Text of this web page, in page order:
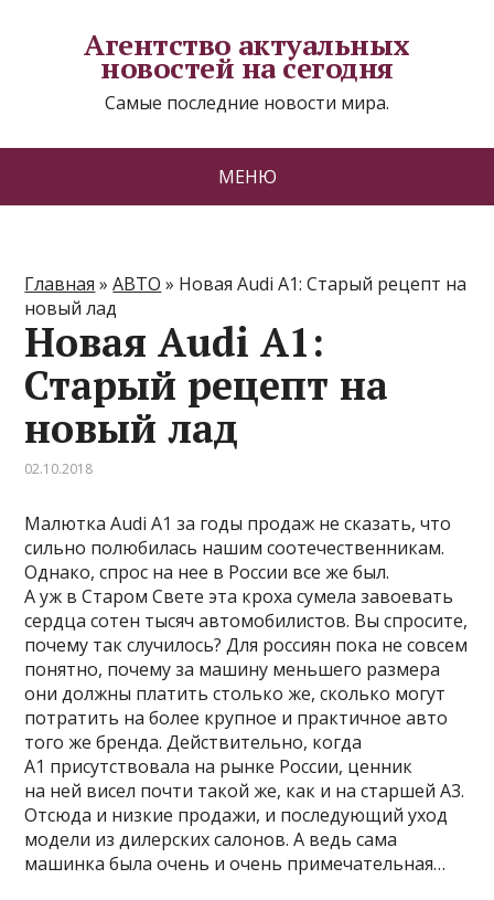
Агентство актуальных
новостей на сегодня
Самые последние новости мира.
МЕНЮ
Главная »АВТО » Новая Audi A1: Старый рецепт на
новый лад
Новая Audi A1:
Старый рецепт на
новый лад
02.10.2018
Малютка Audi A1 за годы продаж не сказать, что
сильно полюбилась нашим соотечественникам.
Однако, спрос на нее в России все же был.
А уж в Старом Свете эта кроха сумела завоевать
сердца сотен тысяч автомобилистов. Вы спросите,
почему так случилось? Для россиян пока не совсем
понятно, почему за машину меньшего размера
они должны платить столько же, сколько могут
потратить на более крупное и практичное авто
того же бренда. Действительно, когда
A1 присутствовала на рынке России, ценник
на ней висел почти такой же, как и на старшей A3.
Отсюда и низкие продажи, и последующий уход
модели из дилерских салонов. А ведь сама
машинка была очень и очень примечательная…